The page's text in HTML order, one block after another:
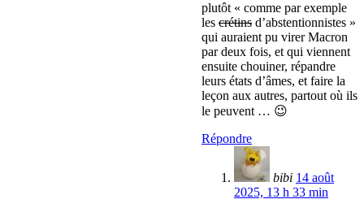
plutôt « comme par exemple
les crétins d’abstentionnistes »
qui auraient pu virer Macron
par deux fois, et qui viennent
ensuite chouiner, répandre
leurs états d’âmes, et faire la
leçon aux autres, partout où ils
le peuvent … 😉
Répondre
bibi 14 août
2025, 13 h 33 min